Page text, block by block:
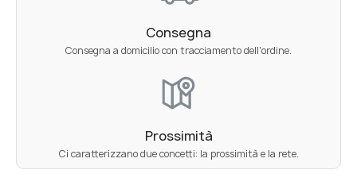
Consegna
Consegna a domicilio con tracciamento dell'ordine.
Prossimità
Ci caratterizzano due concetti: la prossimità e la rete.